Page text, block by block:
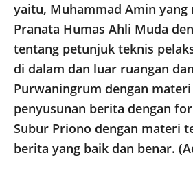
yaitu, Muhammad Amin yang
Pranata Humas Ahli Muda
tentang petunjuk teknis
di dalam dan luar ruangan
Purwaningrum dengan
penyusunan berita dengan
Subur Priono dengan materi
berita yang baik dan benar.